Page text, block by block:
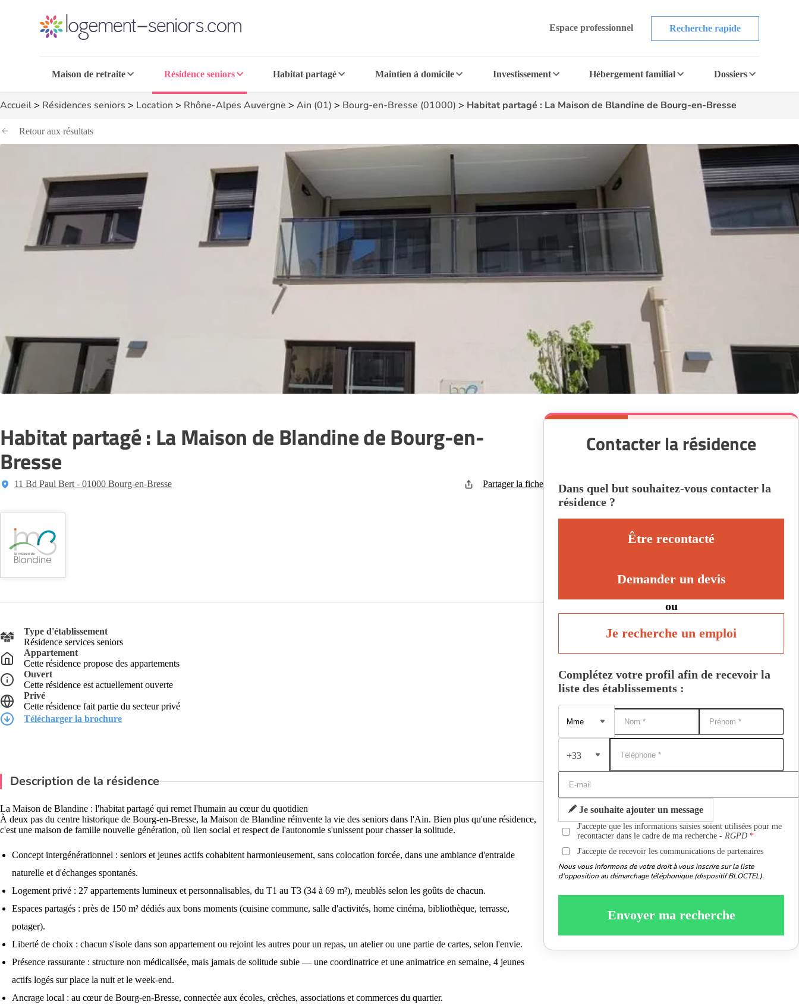
Espace professionnel Recherche rapide
Maison de retraite Résidence seniors Habitat partagé Maintien à domicile Investissement Hébergement familial Dossiers
Accueil> Résidences seniors > Location > Rhône-Alpes Auvergne > Ain (01) > Bourg-en-Bresse (01000) > Habitat partagé : La Maison de Blandine de Bourg-en-Bresse
Retour aux résultats
Habitat partagé : La Maison de Blandine de Bourg-en-
Bresse
11 Bd Paul Bert - 01000 Bourg-en-Bresse Partager la fiche
Type d'établissement
Résidence services seniors
Appartement
Cette résidence propose des appartements
Ouvert
Cette résidence est actuellement ouverte
Privé
Cette résidence fait partie du secteur privé
Télécharger la brochure
Description de la résidence
La Maison de Blandine : l'habitat partagé qui remet l'humain au cœur du quotidien
À deux pas du centre historique de Bourg-en-Bresse, la Maison de Blandine réinvente la vie des seniors dans l'Ain. Bien plus qu'une résidence,
c'est une maison de famille nouvelle génération, où lien social et respect de l'autonomie s'unissent pour chasser la solitude.
Concept intergénérationnel : seniors et jeunes actifs cohabitent harmonieusement, sans colocation forcée, dans une ambiance d'entraide
naturelle et d'échanges spontanés.
Logement privé : 27 appartements lumineux et personnalisables, du T1 au T3 (34 à 69 m²), meublés selon les goûts de chacun.
Espaces partagés : près de 150 m² dédiés aux bons moments (cuisine commune, salle d'activités, home cinéma, bibliothèque, terrasse,
potager).
Liberté de choix : chacun s'isole dans son appartement ou rejoint les autres pour un repas, un atelier ou une partie de cartes, selon l'envie.
Présence rassurante : structure non médicalisée, mais jamais de solitude subie — une coordinatrice et une animatrice en semaine, 4 jeunes
actifs logés sur place la nuit et le week-end.
Ancrage local : au cœur de Bourg-en-Bresse, connectée aux écoles, crèches, associations et commerces du quartier.
Contacter la résidence
Dans quel but souhaitez-vous contacter la
résidence ?
Être recontacté
Demander un devis
ou
Je recherche un emploi
Complétez votre profil afin de recevoir la
liste des établissements :
+33
Je souhaite ajouter un message
J'accepte que les informations saisies soient utilisées pour me
recontacter dans le cadre de ma recherche -RGPD
J'accepte de recevoir les communications de partenaires
Nous vous informons de votre droit à vous inscrire sur la liste
d'opposition au démarchage téléphonique (dispositif BLOCTEL).
Envoyer ma recherche